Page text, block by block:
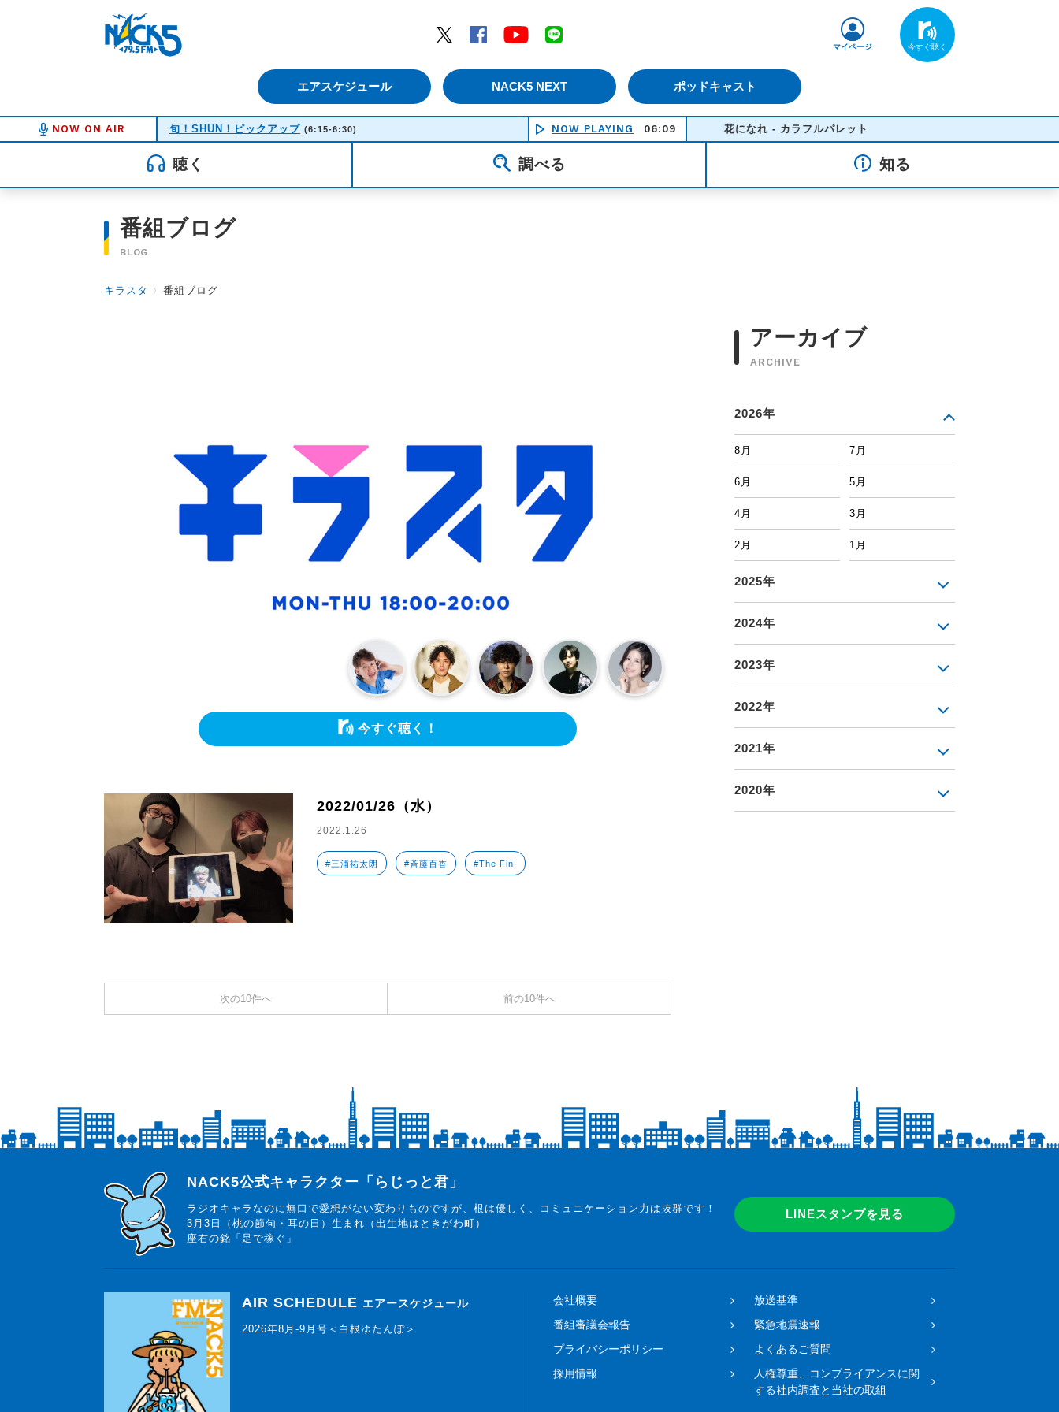
Twitter
Facebook YouTube
エアスケジュール NACK5 NEXT ポッドキャスト
マイページ
NOW ON AIR 旬！SHUN！ピックアップ (6:15-6:30) NOW PLAYING 06:09 花になれ - カラフルパレット
聴く 調べる 知る
番組ブログ
BLOG
キラスタ 〉 番組ブログ
今すぐ聴く！
2022/01/26（水）
2022.1.26
#三浦祐太朗 #斉藤百香 #The Fin.
次の10件へ 前の10件へ
アーカイブ
ARCHIVE
2026年
8月 7月
6月 5月
4月 3月
2月 1月
2025年
2024年
2023年
2022年
2021年
2020年
らじっと君
NACK5公式キャラクター「らじっと君」
ラジオキャラなのに無口で愛想がない変わりものですが、根は優しく、コミュニケーション力は抜群です！
3月3日（桃の節句・耳の日）生まれ（出生地はときがわ町）
座右の銘「足で稼ぐ」
LINEスタンプを見る
AIR SCHEDULE エアースケジュール
2026年8月-9月号＜白根ゆたんぽ＞
会社概要
放送基準
番組審議会報告
緊急地震速報
プライバシーポリシー
よくあるご質問
採用情報
人権尊重、コンプライアンスに関
する社内調査と当社の取組